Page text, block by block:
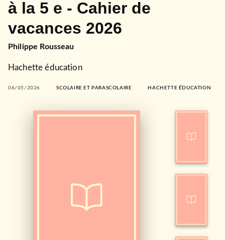
à la 5 e - Cahier de
vacances 2026
Philippe Rousseau
Hachette éducation
06/05/2026 SCOLAIRE ET PARASCOLAIRE HACHETTE ÉDUCATION